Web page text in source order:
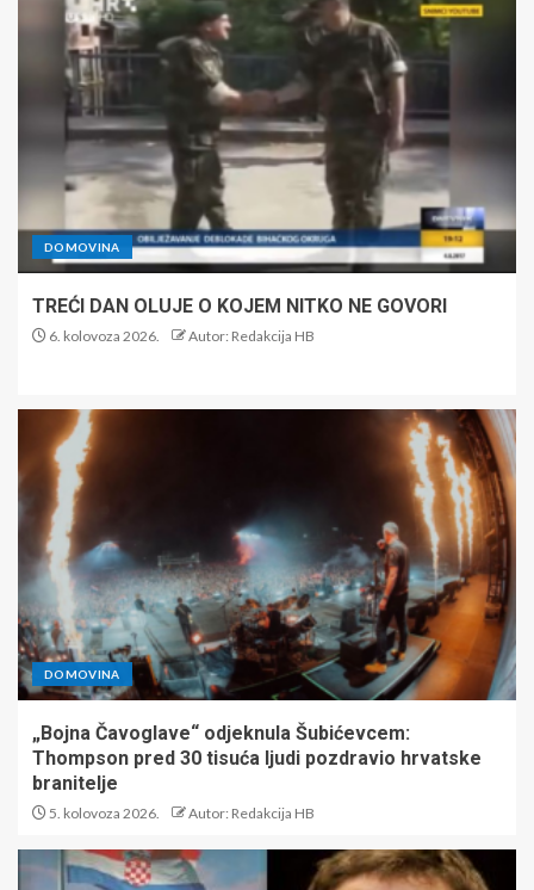
DOMOVINA
TREĆI DAN OLUJE O KOJEM NITKO NE GOVORI
6. kolovoza 2026. Autor: Redakcija HB
DOMOVINA
„Bojna Čavoglave“ odjeknula Šubićevcem:
Thompson pred 30 tisuća ljudi pozdravio hrvatske
branitelje
5. kolovoza 2026. Autor: Redakcija HB